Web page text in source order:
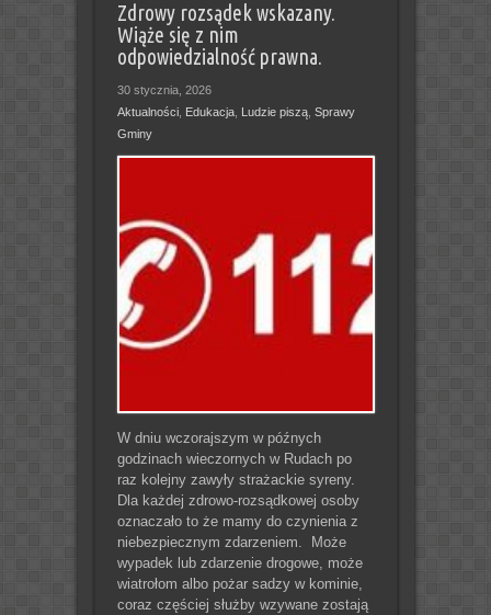
Zdrowy rozsądek wskazany.
Wiąże się z nim
odpowiedzialność prawna.
30 stycznia, 2026
Aktualności, Edukacja, Ludzie piszą, Sprawy
Gminy
W dniu wczorajszym w późnych
godzinach wieczornych w Rudach po
raz kolejny zawyły strażackie syreny.
Dla każdej zdrowo-rozsądkowej osoby
oznaczało to że mamy do czynienia z
niebezpiecznym zdarzeniem. Może
wypadek lub zdarzenie drogowe, może
wiatrołom albo pożar sadzy w kominie,
coraz częściej służby wzywane zostają